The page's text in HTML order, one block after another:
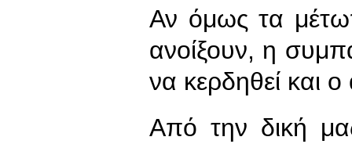
Αν όμως τα
ανοίξουν, η
να κερδηθεί και
Από την δική